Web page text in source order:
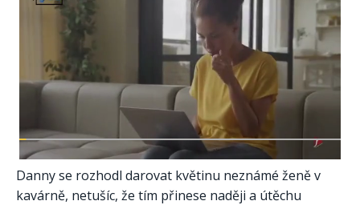
Danny se rozhodl darovat květinu neznámé ženě v
kavárně, netušíc, že tím přinese naději a útěchu